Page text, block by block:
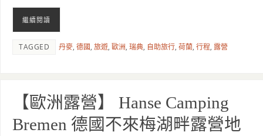
繼續閱讀
TAGGED 丹麥,德國,旅遊,歐洲,瑞典, 自助旅行,荷蘭,行程, 露營
【歐洲露營】 Hanse Camping
Bremen 德國不來梅湖畔露營地